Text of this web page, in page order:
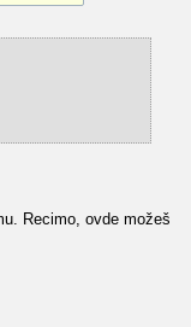
Recimo, ovde možeš